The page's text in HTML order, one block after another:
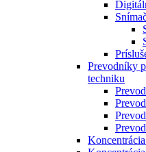
Prevodníky
techniku